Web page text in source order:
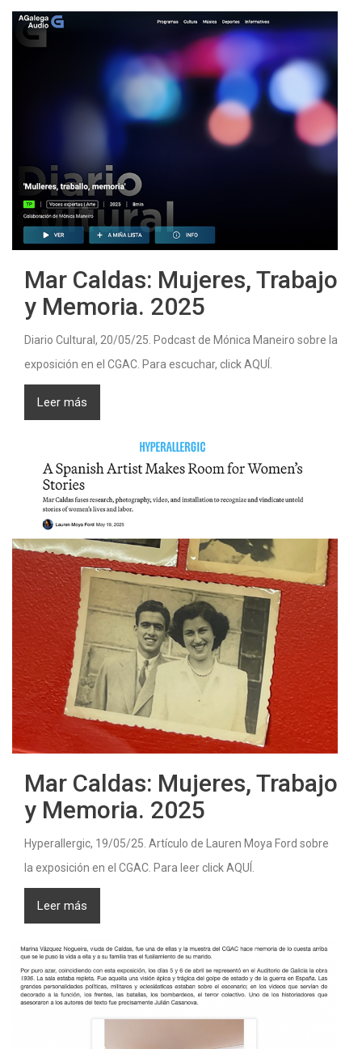
Mar Caldas: Mujeres, Trabajo
y Memoria. 2025
Diario Cultural, 20/05/25. Podcast de Mónica Maneiro sobre la
exposición en el CGAC. Para escuchar, click AQUÍ.
Leer más
Mar Caldas: Mujeres, Trabajo
y Memoria. 2025
Hyperallergic, 19/05/25. Artículo de Lauren Moya Ford sobre
la exposición en el CGAC. Para leer click AQUÍ.
Leer más